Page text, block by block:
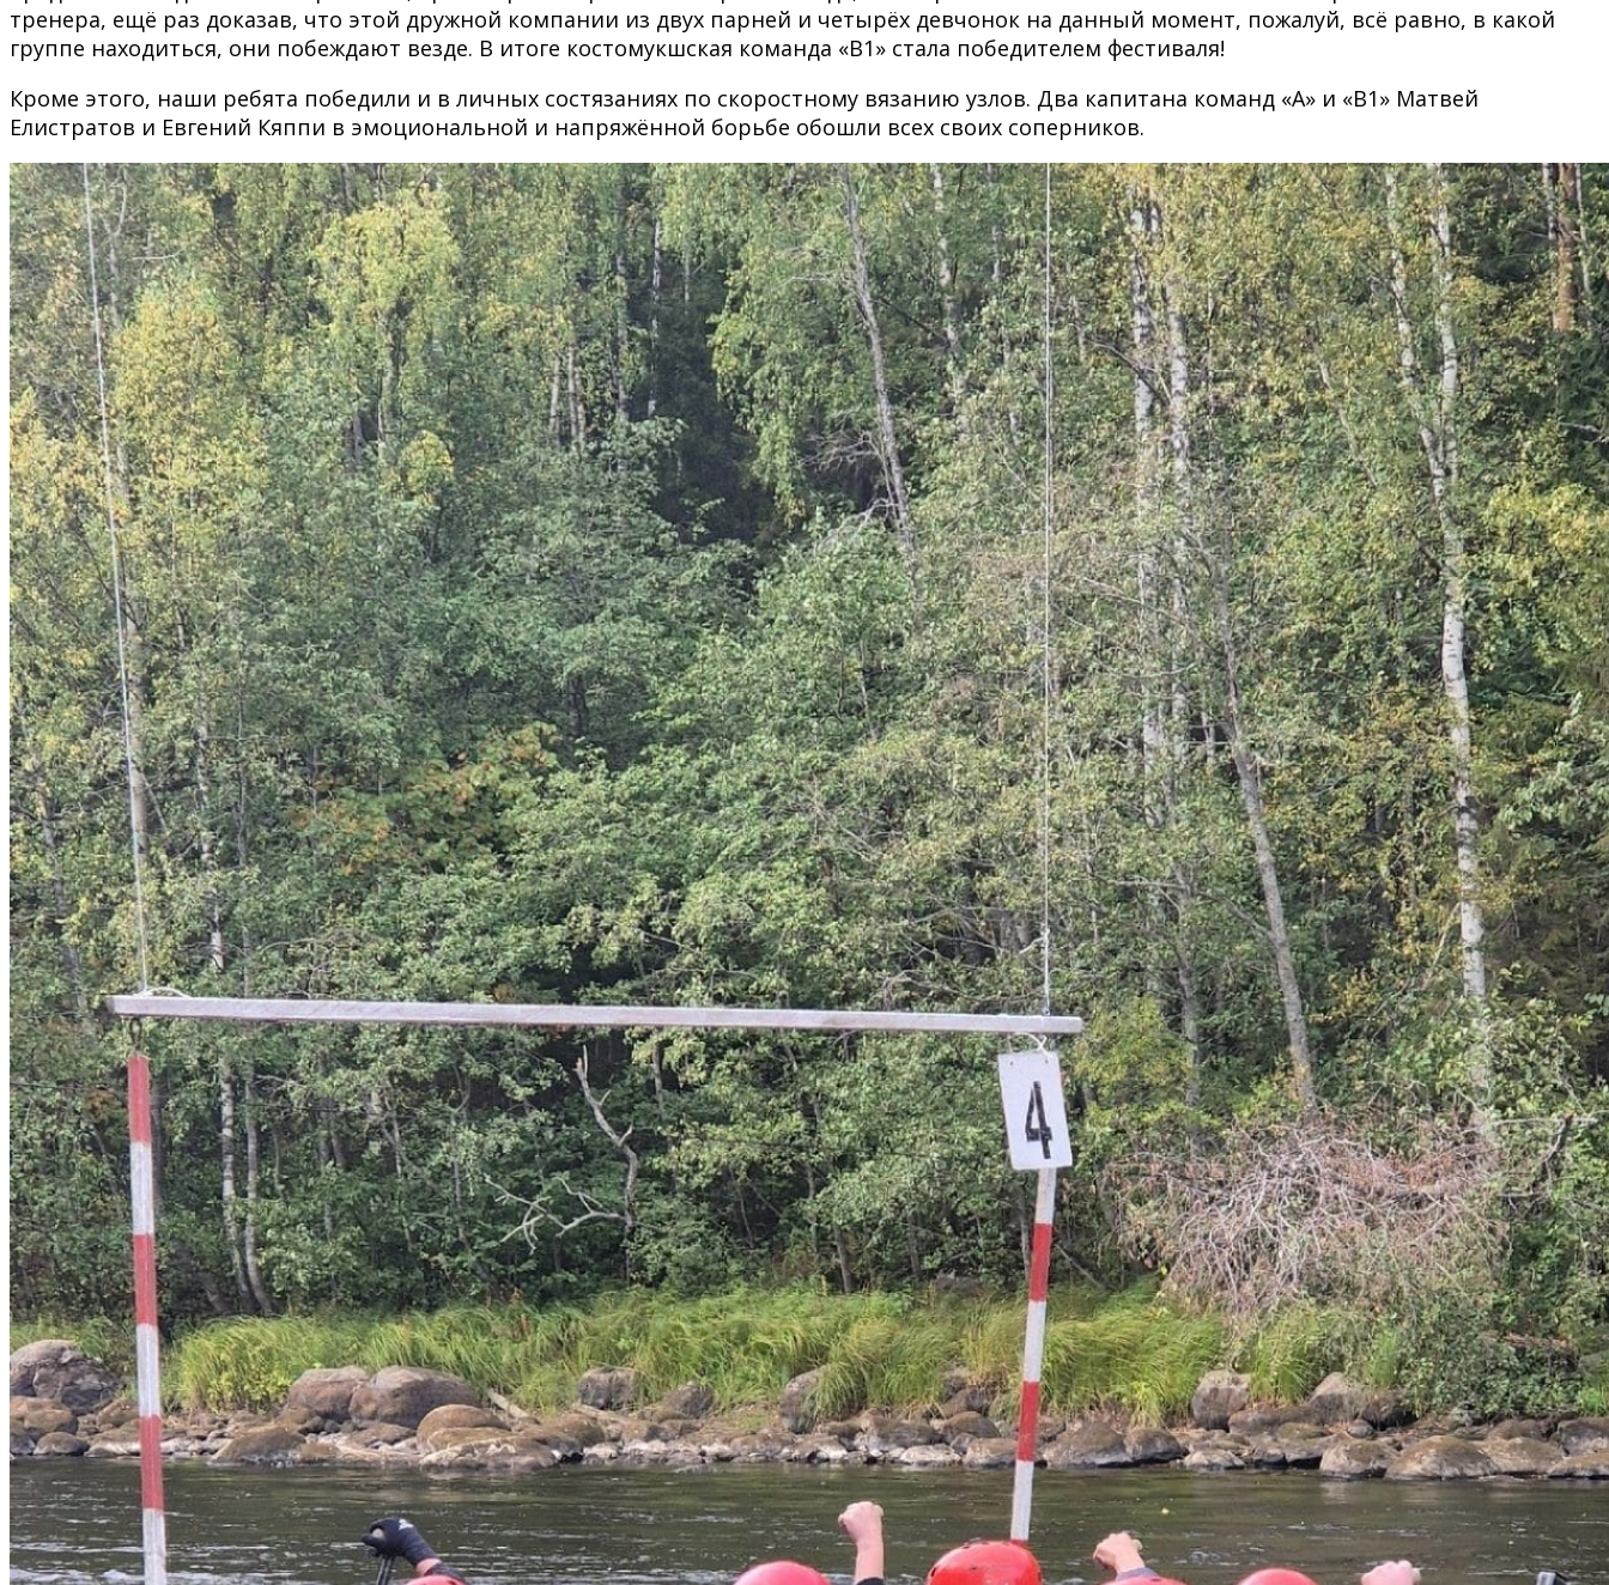
тренера, ещё раз доказав, что этой дружной компании из двух парней и четырёх девчонок на данный момент, пожалуй, всë равно, в какой
группе находиться, они побеждают везде. В итоге костомукшская команда «В1» стала победителем фестиваля!
Кроме этого, наши ребята победили и в личных состязаниях по скоростному вязанию узлов. Два капитана команд «А» и «В1» Матвей
Елистратов и Евгений Кяппи в эмоциональной и напряжëнной борьбе обошли всех своих соперников.